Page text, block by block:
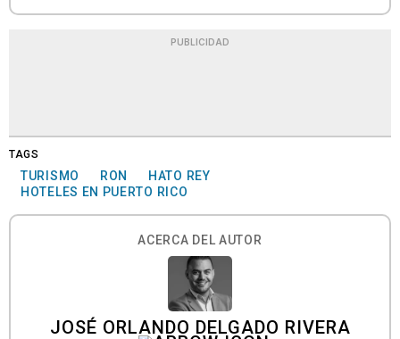
PUBLICIDAD
TAGS
TURISMO RON
HATO REY
HOTELES EN PUERTO RICO
ACERCA DEL AUTOR
JOSÉ ORLANDO DELGADO RIVERA